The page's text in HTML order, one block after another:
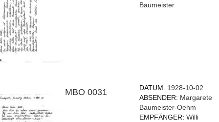
Baumeister
MBO 0031 DATUM: 1928-10-02
ABSENDER: Margarete
Baumeister-Oehm
EMPFÄNGER:Willi